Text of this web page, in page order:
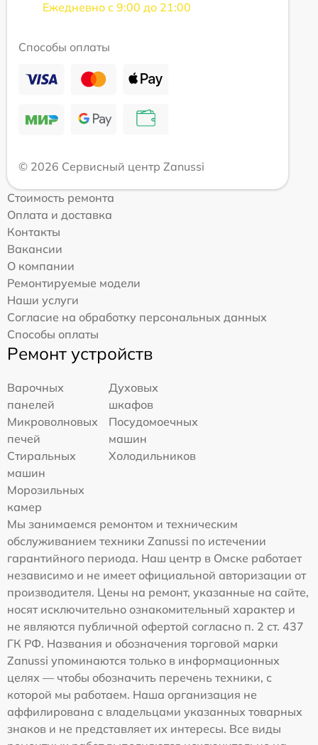
Ежедневно с 9:00 до 21:00
Способы оплаты
© 2026 Сервисный центр Zanussi
Стоимость ремонта
Оплата и доставка
Контакты
Вакансии
О компании
Ремонтируемые модели
Наши услуги
Согласие на обработку персональных данных
Способы оплаты
Ремонт устройств
Варочных
панелей
Духовых
шкафов
Микроволновых
печей
Посудомоечных
машин
Стиральных
машин
Холодильников
Морозильных
камер
Мы занимаемся ремонтом и техническим
обслуживанием техники Zanussi по истечении
гарантийного периода. Наш центр в Омске работает
независимо и не имеет официальной авторизации от
производителя. Цены на ремонт, указанные на сайте,
носят исключительно ознакомительный характер и
не являются публичной офертой согласно п. 2 ст. 437
ГК РФ. Названия и обозначения торговой марки
Zanussi упоминаются только в информационных
целях — чтобы обозначить перечень техники, с
которой мы работаем. Наша организация не
аффилирована с владельцами указанных товарных
знаков и не представляет их интересы. Все виды